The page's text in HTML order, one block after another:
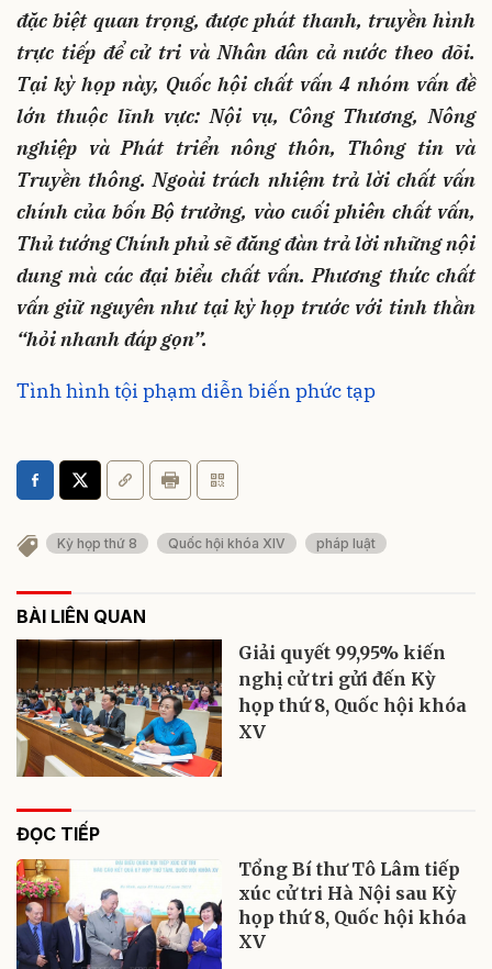
đặc biệt quan trọng, được phát thanh, truyền hình
trực tiếp để cử tri và Nhân dân cả nước theo dõi.
Tại kỳ họp này, Quốc hội chất vấn 4 nhóm vấn đề
lớn thuộc lĩnh vực: Nội vụ, Công Thương, Nông
nghiệp và Phát triển nông thôn, Thông tin và
Truyền thông. Ngoài trách nhiệm trả lời chất vấn
chính của bốn Bộ trưởng, vào cuối phiên chất vấn,
Thủ tướng Chính phủ sẽ đăng đàn trả lời những nội
dung mà các đại biểu chất vấn. Phương thức chất
vấn giữ nguyên như tại kỳ họp trước với tinh thần
“hỏi nhanh đáp gọn”.
Tình hình tội phạm diễn biến phức tạp
Kỳ họp thứ 8 Quốc hội khóa XIV pháp luật
BÀI LIÊN QUAN
Giải quyết 99,95% kiến
nghị cử tri gửi đến Kỳ
họp thứ 8, Quốc hội khóa
XV
ĐỌC TIẾP
Tổng Bí thư Tô Lâm tiếp
xúc cử tri Hà Nội sau Kỳ
họp thứ 8, Quốc hội khóa
XV